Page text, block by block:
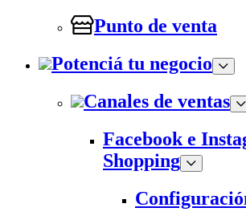
Punto de venta
Potenciá tu negocio
Canales de ventas
Facebook e
Shopping